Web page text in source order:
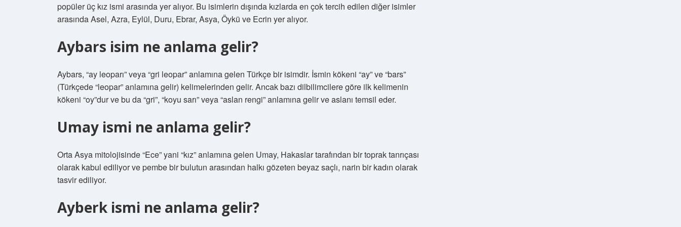
popüler üç kız ismi arasında yer alıyor. Bu isimlerin dışında kızlarda en çok tercih edilen diğer isimler
arasında Asel, Azra, Eylül, Duru, Ebrar, Asya, Öykü ve Ecrin yer alıyor.
Aybars isim ne anlama gelir?
Aybars, “ay leoparı” veya “gri leopar” anlamına gelen Türkçe bir isimdir. İsmin kökeni “ay” ve “bars”
(Türkçede “leopar” anlamına gelir) kelimelerinden gelir. Ancak bazı dilbilimcilere göre ilk kelimenin
kökeni “oy”dur ve bu da “gri”, “koyu sarı” veya “aslan rengi” anlamına gelir ve aslanı temsil eder.
Umay ismi ne anlama gelir?
Orta Asya mitolojisinde “Ece” yani “kız” anlamına gelen Umay, Hakaslar tarafından bir toprak tanrıçası
olarak kabul ediliyor ve pembe bir bulutun arasından halkı gözeten beyaz saçlı, narin bir kadın olarak
tasvir ediliyor.
Ayberk ismi ne anlama gelir?